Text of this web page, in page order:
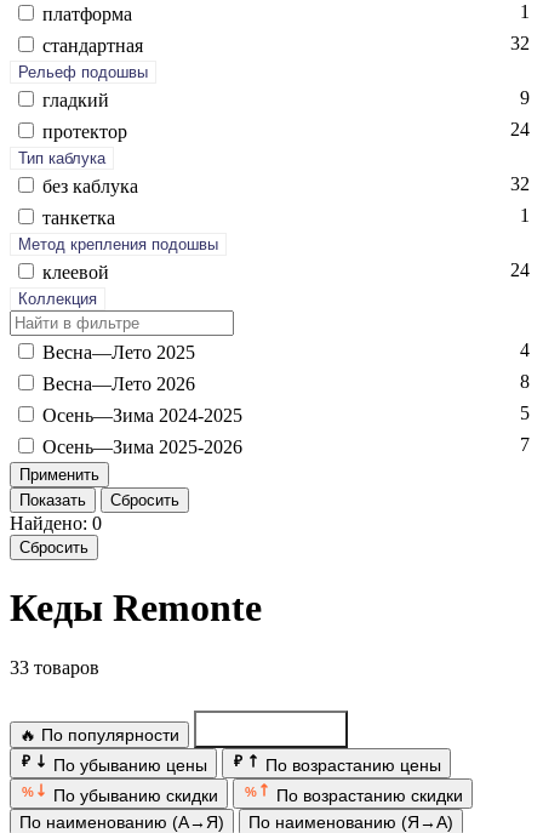
плат­форма
1
стан­дарт­ная
32
Рельеф подошвы
глад­кий
9
про­тек­тор
24
Тип каблука
без каб­лу­ка
32
тан­кетка
1
Метод крепления подошвы
кле­евой 24
Коллекция
Вес­на—Ле­то 2025
4
Вес­на—Ле­то 2026
8
Осень—Зи­ма 2024-2025
5
Осень—Зи­ма 2025-2026
7
Показать Сбросить
Найдено: 0
Сбросить
Кеды Remonte
33 товаров
🔥 По популярности
₽ По убыванию цены ₽ По возрастанию цены
% По убыванию скидки %
По возрастанию скидки
По наименованию (А→Я)
По наименованию (Я→А)